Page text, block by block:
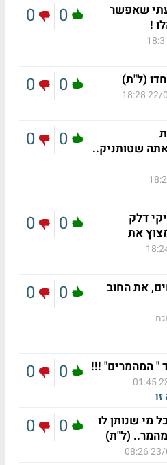
שאפשר
!
0
0
(ל"ת)
22/
0
0
אתה שטותניק..
0
0
דלק
את
0
0
את החוב
0
0
" המהמרים" !!! 0
0
מי שנותן לו
(ל"ת)
23/
0
0